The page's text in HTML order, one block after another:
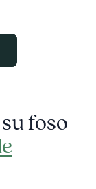
foso